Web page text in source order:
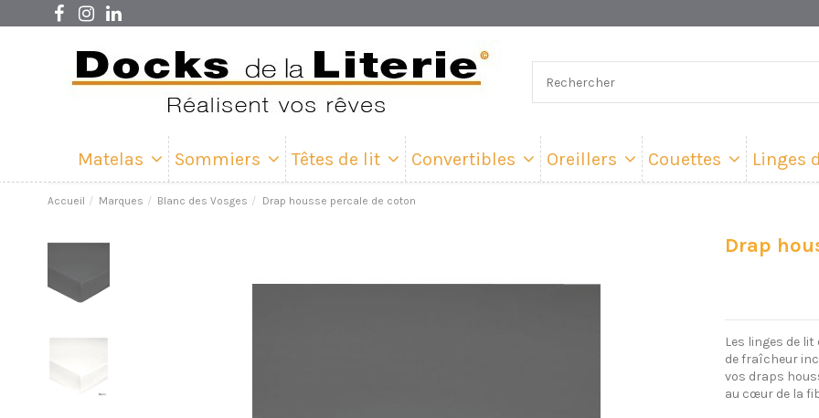
Matelas Sommiers Têtes de lit Convertibles Oreillers Couettes Linges
Accueil Marques Blanc des Vosges Drap housse percale de coton
Drap
Les linges de
de fraîcheur
vos draps
au cœur de la